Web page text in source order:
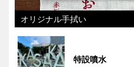
オリジナル手拭い
特設噴水